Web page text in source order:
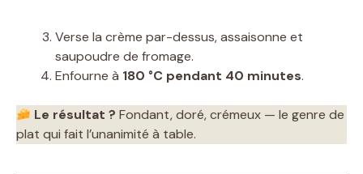
Verse la crème par-dessus, assaisonne et
saupoudre de fromage.
Enfourne à 180 °C pendant 40 minutes.
Le résultat ? Fondant, doré, crémeux — le genre de
plat qui fait l’unanimité à table.